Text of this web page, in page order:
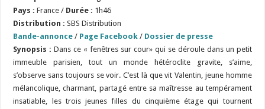
Pays : France / Durée : 1h46
Distribution : SBS Distribution
Bande-annonce / Page Facebook / Dossier de presse
Synopsis :Dans ce « fenêtres sur cour» qui se déroule dans un petit
immeuble parisien, tout un monde hétéroclite gravite, s’aime,
s’observe sans toujours se voir. C’est là que vit Valentin, jeune homme
mélancolique, charmant, partagé entre sa maîtresse au tempérament
insatiable, les trois jeunes filles du cinquième étage qui tournent